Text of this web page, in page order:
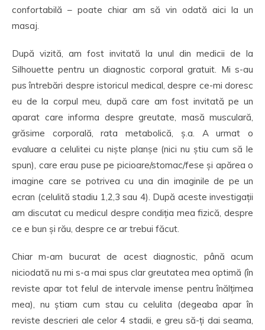
confortabilă – poate chiar am să vin odată aici la un
masaj.
După vizită, am fost invitată la unul din medicii de la
Silhouette pentru un diagnostic corporal gratuit. Mi s-au
pus întrebări despre istoricul medical, despre ce-mi doresc
eu de la corpul meu, după care am fost invitată pe un
aparat care informa despre greutate, masă musculară,
grăsime corporală, rata metabolică, ș.a. A urmat o
evaluare a celulitei cu niște planșe (nici nu știu cum să le
spun), care erau puse pe picioare/stomac/fese și apărea o
imagine care se potrivea cu una din imaginile de pe un
ecran (celulită stadiu 1,2,3 sau 4). După aceste investigații
am discutat cu medicul despre condiția mea fizică, despre
ce e bun și rău, despre ce ar trebui făcut.
Chiar m-am bucurat de acest diagnostic, până acum
niciodată nu mi s-a mai spus clar greutatea mea optimă (în
reviste apar tot felul de intervale imense pentru înălțimea
mea), nu știam cum stau cu celulita (degeaba apar în
reviste descrieri ale celor 4 stadii, e greu să-ți dai seama,